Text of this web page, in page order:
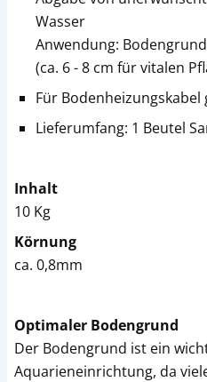
Wasser
Anwendung:
(ca. 6 - 8 cm für vitalen
Für Bodenheizungskabel
Lieferumfang: 1 Beutel
Inhalt
10 Kg
Körnung
ca. 0,8mm
Optimaler Bodengrund
Der Bodengrund ist ein
Aquarieneinrichtung, da